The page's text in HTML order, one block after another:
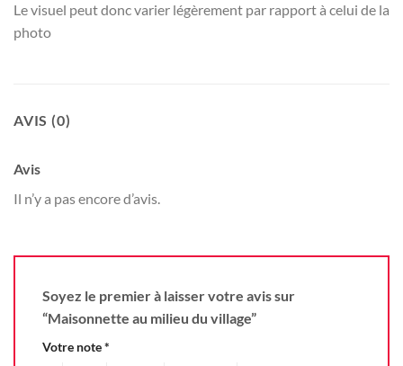
Le visuel peut donc varier légèrement par rapport à celui de la
photo
AVIS (0)
Avis
Il n’y a pas encore d’avis.
Soyez le premier à laisser votre avis sur
“Maisonnette au milieu du village”
Votre note*